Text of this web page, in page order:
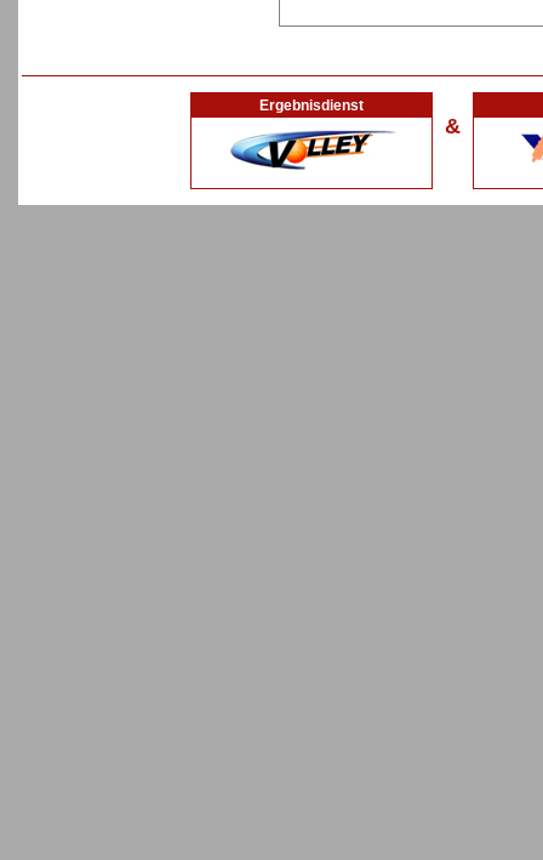
Ergebnisdienst
&